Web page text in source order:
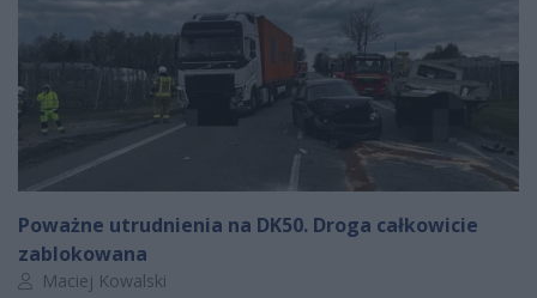
Poważne utrudnienia na DK50. Droga całkowicie
zablokowana
Autor artykułu:
Maciej Kowalski